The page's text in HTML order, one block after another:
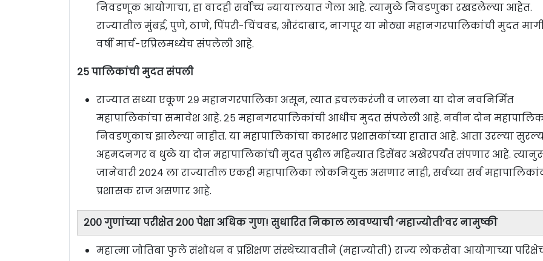
निवडणूक आयोगाचा, हा वादही सर्वोच्च न्यायालयात गेला आहे. त्यामुळे निवडणुका रखडलेल्या आहेत.
राज्यातील मुंबई, पुणे, ठाणे, पिंपरी-चिंचवड, औरंदाबाद, नागपूर या मोठ्या महानगरपालिकांची मुदत
वर्षी मार्च-एप्रिलमध्येच संपलेली आहे.
२५ पालिकांची मुदत संपली
राज्यात सध्या एकूण २९ महानगरपालिका असून, त्यात इचलकरंजी व जालना या दोन नवनिर्मित
महापालिकांचा समावेश आहे. २५ महानगरपालिकांची आधीच मुदत संपलेली आहे. नवीन दोन
निवडणुकाच झालेल्या नाहीत. या महापालिकांचा कारभार प्रशासकांच्या हातात आहे. आता उरल्या
अहमदनगर व धुळे या दोन महापालिकांची मुदत पुढील महिन्यात डिसेंबर अखेरपर्यंत संपणार आहे.
जानेवारी २०२४ ला राज्यातील एकही महापालिका लोकनियुक्त असणार नाही, सर्वच्या सर्व
प्रशासक राज असणार आहे.
२०० गुणांच्या परीक्षेत २०० पेक्षा अधिक गुण! सुधारित निकाल लावण्याची ‘महाज्योती’वर नामुष्की
महात्मा जोतिबा फुले संशोधन व प्रशिक्षण संस्थेच्यावतीने (महाज्योती) राज्य लोकसेवा आयोगाच्या